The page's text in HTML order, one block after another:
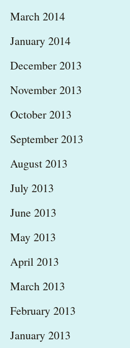
March 2014
January 2014
December 2013
November 2013
October 2013
September 2013
August 2013
July 2013
June 2013
May 2013
April 2013
March 2013
February 2013
January 2013